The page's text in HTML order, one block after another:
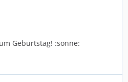
Geburtstag! :sonne: